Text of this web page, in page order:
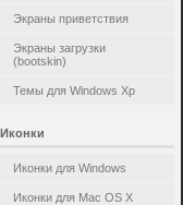
Экраны приветствия
Экраны загрузки
(bootskin)
Темы для Windows Xp
Иконки
Иконки для Windows
Иконки для Mac OS X